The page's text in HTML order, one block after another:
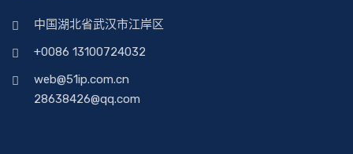
中国湖北省武汉市江岸区
+0086 13100724032
web@51ip.com.cn
28638426@qq.com